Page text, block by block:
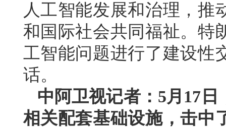
人工智能发展和治理，推
和国际社会共同福祉。特
工智能问题进行了建设性
话。
中阿卫视记者：5月17
相关配套基础设施，击中